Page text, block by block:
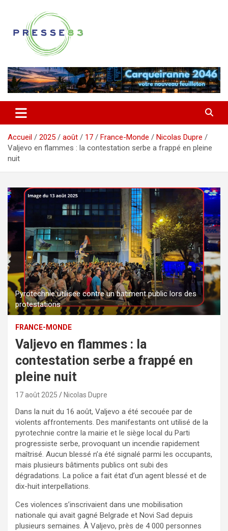
contenu
Presse 83
Accueil 2025 août 17 France-Monde
Nicolas Dupre
Valjevo en flammes : la contestation serbe a frappé en pleine
nuit
Pyrotechnie utilisee contre un batiment public lors des
protestations
FRANCE-MONDE
Valjevo en flammes : la
contestation serbe a frappé en
pleine nuit
17 août 2025 Nicolas Dupre
Dans la nuit du 16 août, Valjevo a été secouée par de
violents affrontements. Des manifestants ont utilisé de la
pyrotechnie contre la mairie et le siège local du Parti
progressiste serbe, provoquant un incendie rapidement
maîtrisé. Aucun blessé n’a été signalé parmi les occupants,
mais plusieurs bâtiments publics ont subi des
dégradations. La police a fait état d’un agent blessé et de
dix-huit interpellations.
Ces violences s’inscrivaient dans une mobilisation
nationale qui avait gagné Belgrade et Novi Sad depuis
plusieurs semaines. À Valjevo, près de 4 000 personnes